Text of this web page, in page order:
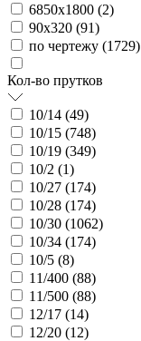
6850х1800 (2)
90х320 (91)
по чертежу (1729)
Кол-во прутков
10/14 (49)
10/15 (748)
10/19 (349)
10/2 (1)
10/27 (174)
10/28 (174)
10/30 (1062)
10/34 (174)
10/5 (8)
11/400 (88)
11/500 (88)
12/17 (14)
12/20 (12)